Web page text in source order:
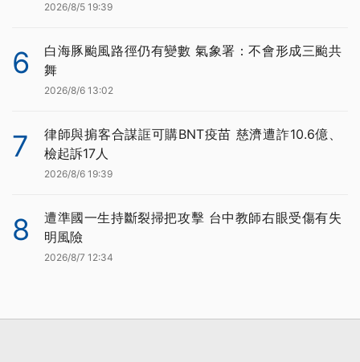
2026/8/5 19:39
6
白海豚颱風路徑仍有變數 氣象署：不會形成三颱共
舞
2026/8/6 13:02
7
律師與掮客合謀誆可購BNT疫苗 慈濟遭詐10.6億、
檢起訴17人
2026/8/6 19:39
8
遭準國一生持斷裂掃把攻擊 台中教師右眼受傷有失
明風險
2026/8/7 12:34